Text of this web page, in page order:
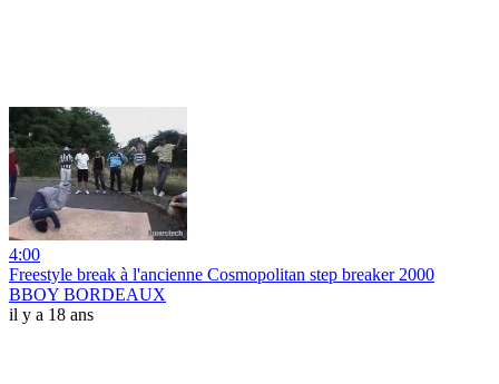
4:00
Freestyle break à l'ancienne Cosmopolitan step breaker 2000
BBOY BORDEAUX
il y a 18 ans